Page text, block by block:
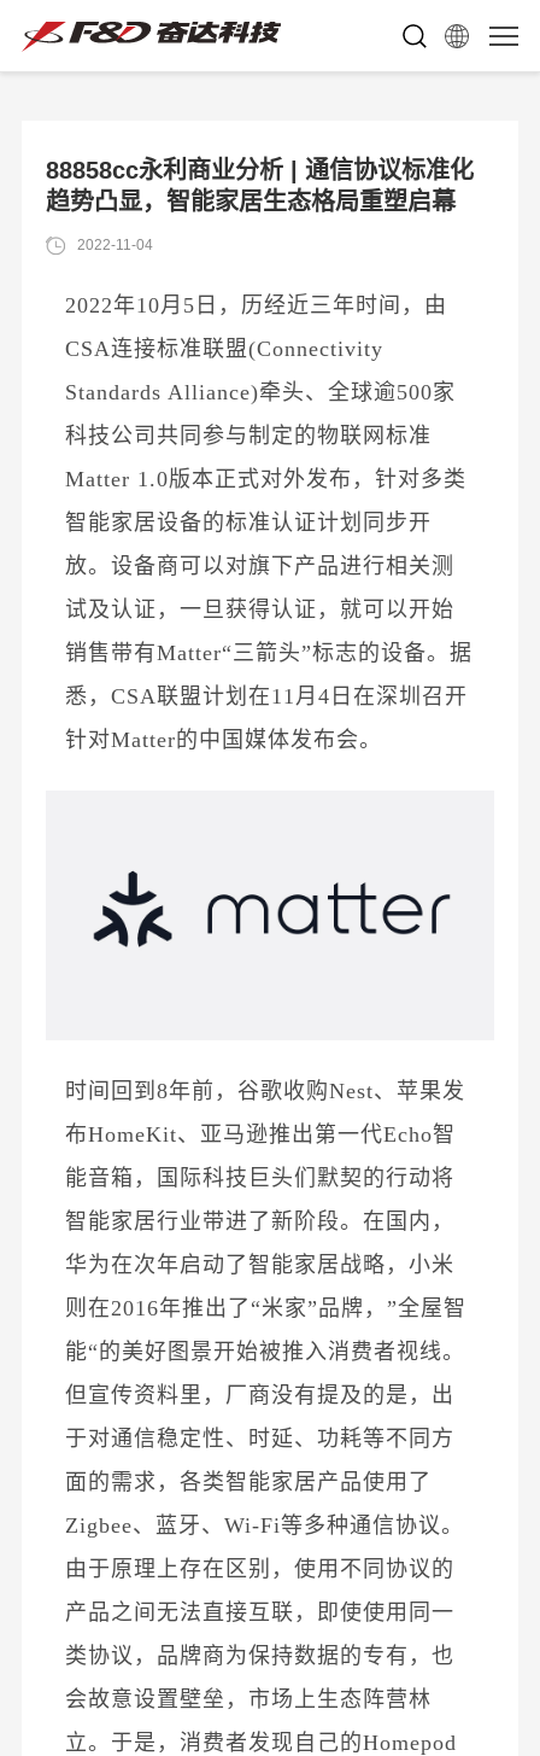
88858cc永利商业分析 | 通信协议标准化
趋势凸显，智能家居生态格局重塑启幕
2022-11-04
2022年10月5日，历经近三年时间，由
CSA连接标准联盟(Connectivity
Standards Alliance)牵头、全球逾500家
科技公司共同参与制定的物联网标准
Matter 1.0版本正式对外发布，针对多类
智能家居设备的标准认证计划同步开
放。设备商可以对旗下产品进行相关测
试及认证，一旦获得认证，就可以开始
销售带有Matter“三箭头”标志的设备。据
悉，CSA联盟计划在11月4日在深圳召开
针对Matter的中国媒体发布会。
时间回到8年前，谷歌收购Nest、 苹果发
布HomeKit、亚马逊推出第一代Echo智
能音箱，国际科技巨头们默契的行动将
智能家居行业带进了新阶段。 在国内，
华为在次年启动了智能家居战略，小米
则在2016年推出了“米家”品牌，”全屋智
能“的美好图景开始被推入消费者视线。
但宣传资料里，厂商没有提及的是，出
于对通信稳定性、时延、功耗等不同方
面的需求，各类智能家居产品使用了
Zigbee、蓝牙、Wi-Fi等多种通信协议。
由于原理上存在区别，使用不同协议的
产品之间无法直接互联，即使使用同一
类协议，品牌商为保持数据的专有，也
会故意设置壁垒，市场上生态阵营林
立。 于是，消费者发现自己的Homepod